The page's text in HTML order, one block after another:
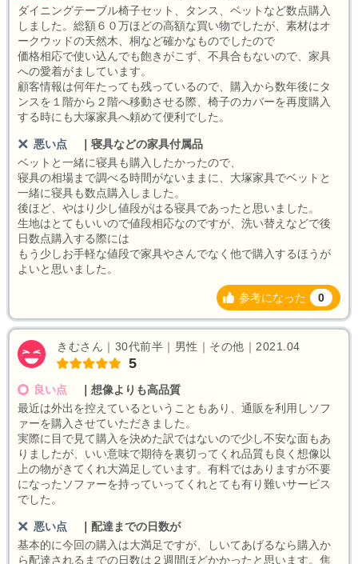
ダイニングテーブル椅子セット、タンス、ベットなど数点購入
しました。総額６０万ほどの高額な買い物でしたが、素材はオ
ークウッドの天然木、桐など確かなものでしたので
価格相応で使い込んでも飽きがこず、不具合もないので、家具
への愛着がましています。
顧客情報は何年たっても残っているので、購入から数年後にタ
ンスを１階から２階へ移動させる際、椅子のカバーを再度購入
する時にも大塚家具へ頼めて便利でした。
悪い点
寝具などの家具付属品
ベットと一緒に寝具も購入したかったので、
寝具の相場まで調べる時間がないままに、大塚家具でベットと
一緒に寝具も数点購入しました。
後ほど、やはり少し値段がはる寝具であったと思いました。
生地はとてもいいので値段相応なのですが、洗い替えなどで後
日数点購入する際には
もう少しお手軽な値段で家具やさんでなく他で購入するほうが
よいと思いました。
参考になった 0
きむさん｜30代前半｜男性｜その他｜2021.04
5
良い点
想像よりも高品質
最近は外出を控えているということもあり、通販を利用しソフ
ァーを購入させていただきました。
実際に目で見て購入を決めた訳ではないので少し不安な面もあ
りましたが、いい意味で期待を裏切ってくれ品質も良く想像以
上の物がきてくれ大満足しています。有料ではありますが不要
になったソファーを持っていってくれとても有り難いサービス
でした。
悪い点
配達までの日数が
基本的に今回の購入は大満足ですが、しいてあげるなら購入か
ら配達されるまでの日数は２週間ほどかかったと思います。焦